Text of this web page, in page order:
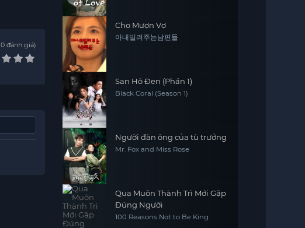
0đánh giá
Cho Mượn Vợ
아내빌려주는남편들
San Hô Đen (Phần 1)
Black Coral (Season 1)
Người đàn ông của tù trưởng
Mr. Fox and Miss Rose
Qua Muôn Thành Trì Mới Gặp
Đúng Người
100 Reasons Not to Be King